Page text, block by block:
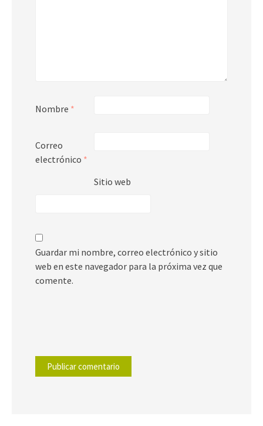
Nombre *
Correo
electrónico *
Sitio web
Guardar mi nombre, correo electrónico y sitio
web en este navegador para la próxima vez que
comente.